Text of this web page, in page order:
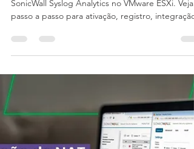
Aprenda como licenciar, instalar e configurar o
SonicWall Syslog Analytics no VMware ESXi. Veja
com firewalls e coleta de logs para
e análise de segurança.